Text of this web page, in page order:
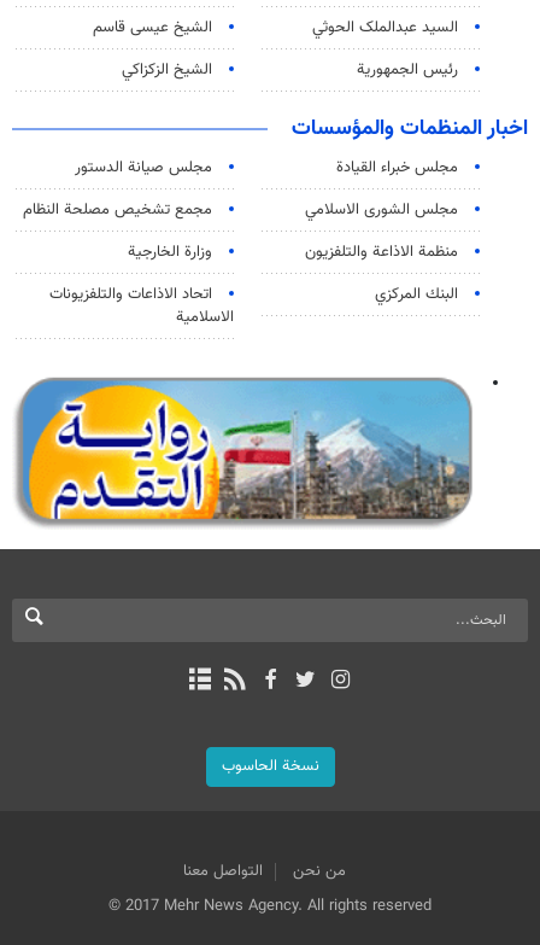
السید عبدالملک الحوثي
الشيخ عيسى قاسم
رئيس الجمهورية
الشيخ الزكزاكي
اخبار المنظمات والمؤسسات
مجلس خبراء القيادة
مجلس صيانة الدستور
مجلس الشورى الاسلامي
مجمع تشخيص مصلحة النظام
منظمة الاذاعة والتلفزیون
وزارة الخارجية
البنك المركزي
اتحاد الاذاعات والتلفزيونات
الاسلامية
نسخة الحاسوب
من نحن
التواصل معنا
© 2017 Mehr News Agency. All rights reserved